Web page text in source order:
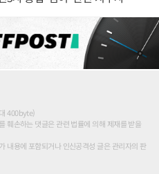
400byte)
훼손하는 댓글은 관련 법률에 의해 제재를 받을
내용에 포함되거나 인신공격성 글은 관리자의 판